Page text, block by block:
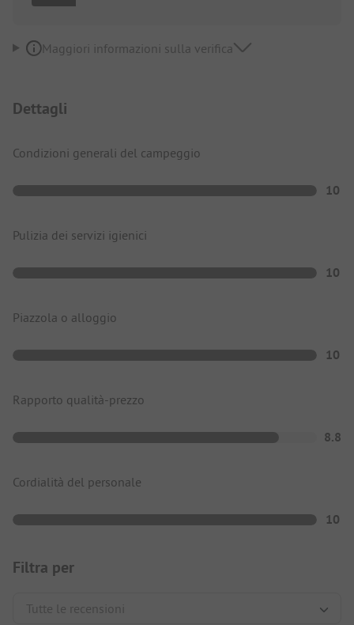
Maggiori informazioni sulla verifica
Dettagli
Condizioni generali del campeggio
10
Pulizia dei servizi igienici
10
Piazzola o alloggio
10
Rapporto qualità-prezzo
8.8
Cordialità del personale
10
Filtra per